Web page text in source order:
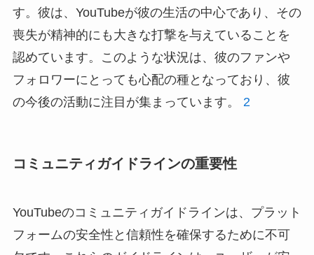
す。彼は、YouTubeが彼の生活の中心であり、その
喪失が精神的にも大きな打撃を与えていることを
認めています。このような状況は、彼のファンや
フォロワーにとっても心配の種となっており、彼
の今後の活動に注目が集まっています。 2
コミュニティガイドラインの重要性
YouTubeのコミュニティガイドラインは、プラット
フォームの安全性と信頼性を確保するために不可